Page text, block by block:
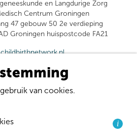
en Langdurige Zorg
Centrum Groningen
47 gebouw 50 2e verdieping
Groningen huispostcode FA21
van cookies.
i